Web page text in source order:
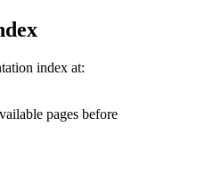
index at:
pages before